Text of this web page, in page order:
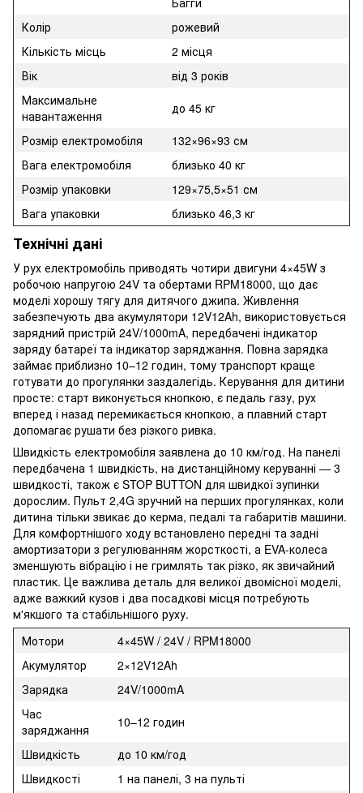
Колір
рожевий
Кількість місць
2 місця
Вік
від 3 років
Максимальне
навантаження
до 45 кг
Розмір електромобіля
132×96×93 см
Вага електромобіля
близько 40 кг
Розмір упаковки
129×75,5×51 см
Вага упаковки
близько 46,3 кг
Технічні дані
У рух електромобіль приводять чотири двигуни 4×45W з
робочою напругою 24V та обертами RPM18000, що дає
моделі хорошу тягу для дитячого джипа. Живлення
забезпечують два акумулятори 12V12Ah, використовується
зарядний пристрій 24V/1000mA, передбачені індикатор
заряду батареї та індикатор заряджання. Повна зарядка
займає приблизно 10–12 годин, тому транспорт краще
готувати до прогулянки заздалегідь. Керування для дитини
просте: старт виконується кнопкою, є педаль газу, рух
вперед і назад перемикається кнопкою, а плавний старт
допомагає рушати без різкого ривка.
Швидкість електромобіля заявлена до 10 км/год. На панелі
передбачена 1 швидкість, на дистанційному керуванні — 3
швидкості, також є STOP BUTTON для швидкої зупинки
дорослим. Пульт 2,4G зручний на перших прогулянках, коли
дитина тільки звикає до керма, педалі та габаритів машини.
Для комфортнішого ходу встановлено передні та задні
амортизатори з регулюванням жорсткості, а EVA-колеса
зменшують вібрацію і не гримлять так різко, як звичайний
пластик. Це важлива деталь для великої двомісної моделі,
адже важкий кузов і два посадкові місця потребують
м'якшого та стабільнішого руху.
Мотори
4×45W / 24V / RPM18000
Акумулятор
2×12V12Ah
Зарядка
24V/1000mA
Час
заряджання
10–12 годин
Швидкість
до 10 км/год
Швидкості
1 на панелі, 3 на пульті